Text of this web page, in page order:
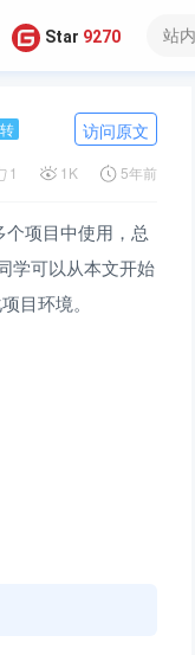
Star 9270
转
访问原文
1 1K 5年前
项目中使用，总
学可以从本文开始
目环境。